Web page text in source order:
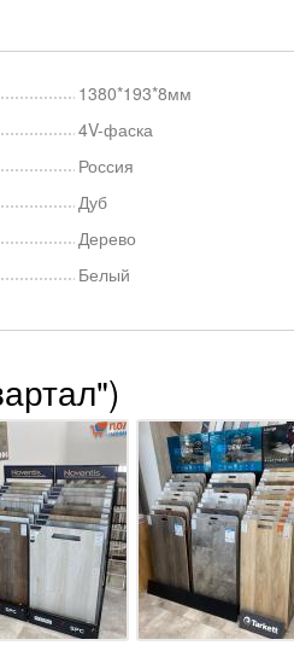
1380*193*8мм
4V-фаска
Россия
Дуб
Дерево
Белый